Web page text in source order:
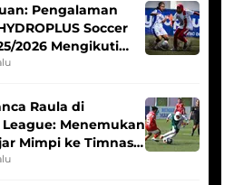
Pengalaman
Soccer
2026 Mengikuti
Putri
Raula di
League: Menemukan
Mimpi ke Timnas